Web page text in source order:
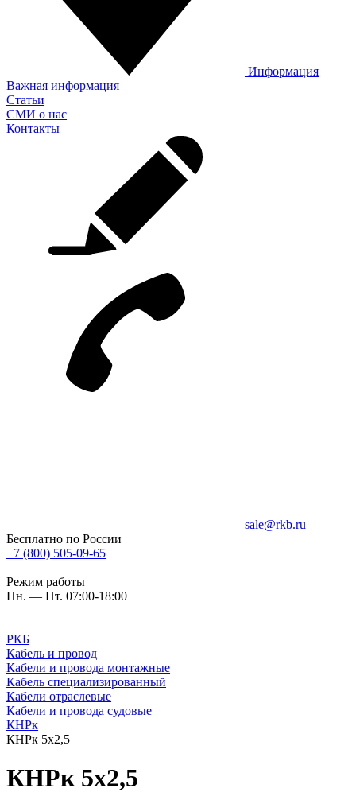
Информация
Важная информация
Статьи
СМИ о нас
Контакты
sale@rkb.ru
Бесплатно по России
+7 (800) 505-09-65
Режим работы
Пн. — Пт. 07:00-18:00
РКБ
Кабель и провод
Кабели и провода монтажные
Кабель специализированный
Кабели отраслевые
Кабели и провода судовые
КНРк
КНРк 5х2,5
КНРк 5х2,5